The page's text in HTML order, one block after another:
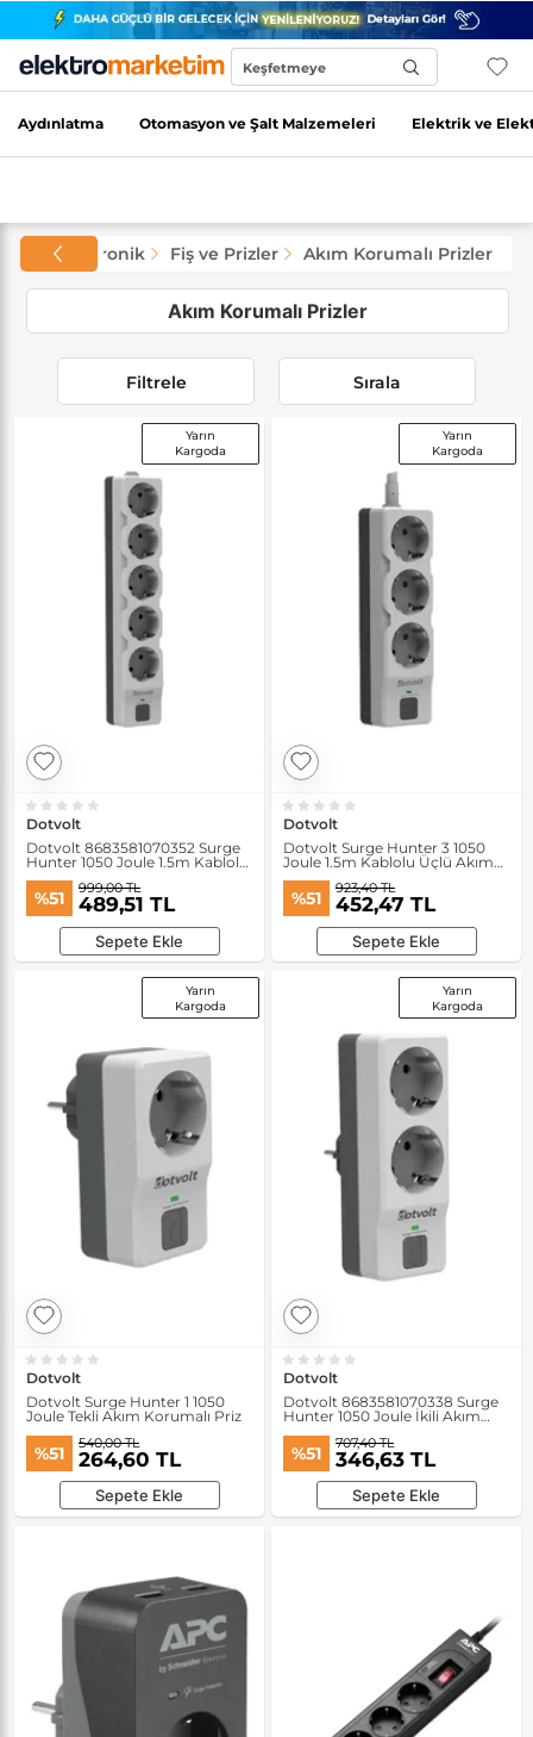
Keşfetmeye
Aydınlatma Otomasyon ve Şalt Malzemeleri Elektrik ve
ve Elektronik Fiş ve Prizler Akım Korumalı Prizler
Akım Korumalı Prizler
Filtrele Sırala
Yarın
Kargoda
Dotvolt
Dotvolt 8683581070352 Surge
Hunter 1050 Joule 1.5m Kablolu
%51 999,00 TL
489,51 TL
Sepete Ekle
Yarın
Kargoda
Dotvolt
Dotvolt Surge Hunter 3 1050
Joule 1.5m Kablolu Üçlü Akım
%51 923,40 TL
452,47 TL
Sepete Ekle
Yarın
Kargoda
Dotvolt
Dotvolt Surge Hunter 1 1050
Joule Tekli Akım Korumalı Priz
%51 540,00 TL
264,60 TL
Sepete Ekle
Yarın
Kargoda
Dotvolt
Dotvolt 8683581070338 Surge
Hunter 1050 Joule İkili Akım
%51 707,40 TL
346,63 TL
Sepete Ekle